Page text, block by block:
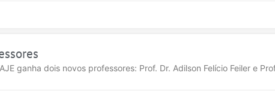
ganha dois novos professores: Prof. Dr. Adilson Felício Feiler e